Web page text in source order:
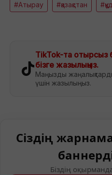
#Атырау #қазақстан
TikTok-та отырсыз
бізге жазылыңыз.
Маңызды
үшін жазылыңыз.
Сіздің
Біздің